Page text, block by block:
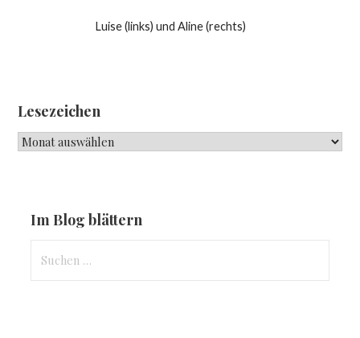
Luise (links) und Aline (rechts)
Lesezeichen
Lesezeichen
Im Blog blättern
nach: